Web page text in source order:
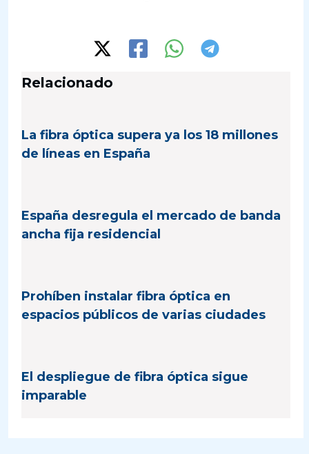
Relacionado
La fibra óptica supera ya los 18 millones
de líneas en España
España desregula el mercado de banda
ancha fija residencial
Prohíben instalar fibra óptica en
espacios públicos de varias ciudades
El despliegue de fibra óptica sigue
imparable